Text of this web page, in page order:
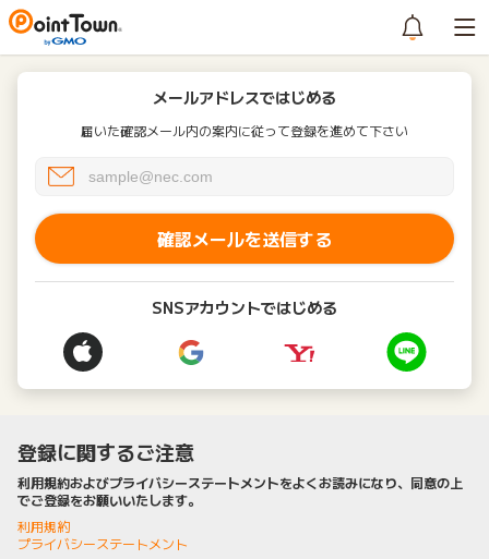
メールアドレスではじめる
届いた確認メール内の案内に従って登録を進めて下さい
確認メールを送信する
SNSアカウントではじめる
登録に関するご注意
利用規約およびプライバシーステートメントをよくお読みになり、同意の上
でご登録をお願いいたします。
利用規約
プライバシーステートメント